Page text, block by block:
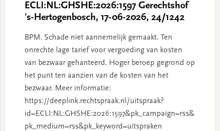
ECLI:NL:GHSHE:2026:1597 Gerechtshof
's-Hertogenbosch, 17-06-2026, 24/1242
BPM. Schade niet aannemelijk gemaakt. Ten
onrechte lage tarief voor vergoeding van kosten
van bezwaar gehanteerd. Hoger beroep gegrond op
het punt ten aanzien van de kosten van het
bezwaar. Meer informatie:
https://deeplink.rechtspraak.nl/uitspraak?
id=ECLI:NL:GHSHE:2026:1597&pk_campaign=rss&
pk_medium=rss&pk_keyword=uitspraken